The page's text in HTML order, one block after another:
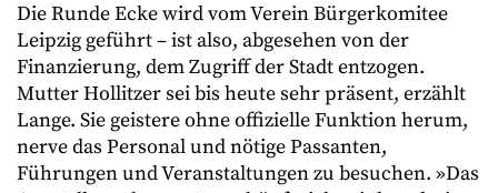
Die Runde Ecke wird vom Verein Bürgerkomitee
Leipzig geführt – ist also, abgesehen von der
Finanzierung, dem Zugriff der Stadt entzogen.
Mutter Hollitzer sei bis heute sehr präsent, erzählt
Lange. Sie geistere ohne offizielle Funktion herum,
nerve das Personal und nötige Passanten,
Führungen und Veranstaltungen zu besuchen. »Das